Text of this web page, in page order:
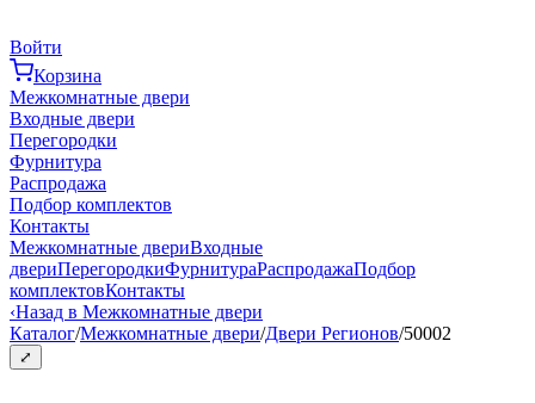
Войти
Корзина
Межкомнатные двери
Входные двери
Перегородки
Фурнитура
Распродажа
Подбор комплектов
Контакты
Межкомнатные двериВходные
двериПерегородкиФурнитураРаспродажаПодбор
комплектовКонтакты
‹Назад в Межкомнатные двери
Каталог/Межкомнатные двери/Двери Регионов/50002
⤢